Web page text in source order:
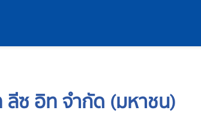
ลีซ อิท จำกัด (มหาชน)